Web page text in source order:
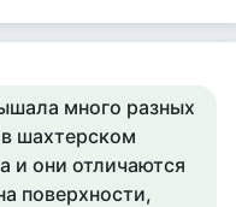
много разных
шахтерском
и они отличаются
поверхности,